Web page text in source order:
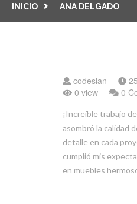
INICIO ANA DELGADO
codesian
0 view
0
¡Increíble trabajo
asombró la calidad
detalle en cada
cumplió mis
en muebles